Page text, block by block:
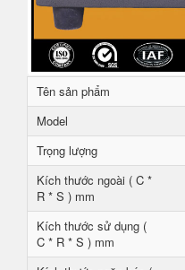
Tên sản phẩm
Model
Trọng lượng
Kích thước ngoài ( C *
R * S ) mm
Kích thước sử dụng (
C * R * S ) mm